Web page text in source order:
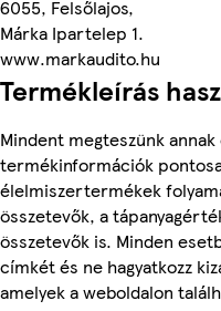
6055, Felsőlajos,
Márka Ipartelep 1.
www.markaudito.hu
Termékleírás
Mindent megteszünk
termékinformációk
élelmiszertermékek
összetevők, a
összetevők is. Minden
címkét és ne hagyatkozz
amelyek a weboldalon